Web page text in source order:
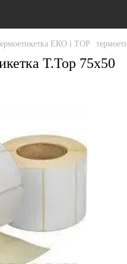
ЕКО і ТОР
T.Top 75x50